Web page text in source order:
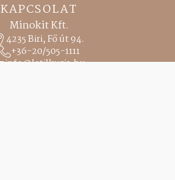
KAPCSOLAT
Minokit Kft.
4235 Biri, Fő út 94.
+36-20/505-1111
info@letilkuria.hu